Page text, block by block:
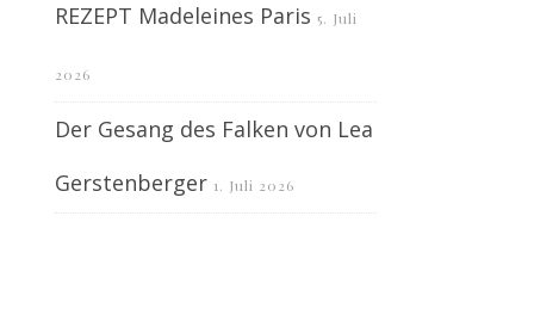
REZEPT Madeleines Paris 5. Juli
2026
Der Gesang des Falken von Lea
Gerstenberger 1. Juli 2026